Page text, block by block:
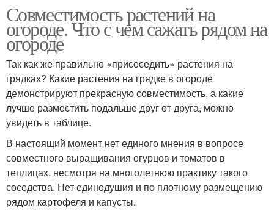
Совместимость растений на
огороде. Что с чем сажать рядом на
огороде
Так как же правильно «присоседить» растения на
грядках? Какие растения на грядке в огороде
демонстрируют прекрасную совместимость, а какие
лучше разместить подальше друг от друга, можно
увидеть в таблице.
В настоящий момент нет единого мнения в вопросе
совместного выращивания огурцов и томатов в
теплицах, несмотря на многолетнюю практику такого
соседства. Нет единодушия и по плотному размещению
рядом картофеля и капусты.